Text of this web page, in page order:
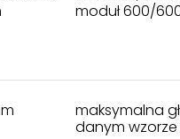
moduł 600/
maksymalna
danym wzorze